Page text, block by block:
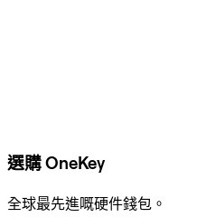
選購 OneKey
全球最先進嘅硬件錢包。